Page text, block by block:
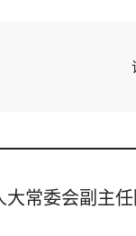
大常委会副主